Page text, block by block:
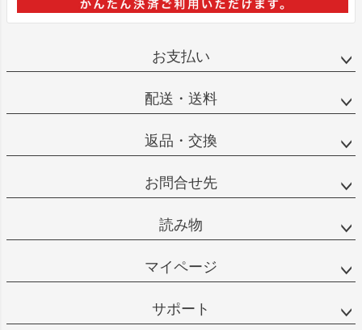
お支払い
配送・送料
返品・交換
お問合せ先
読み物
マイページ
サポート